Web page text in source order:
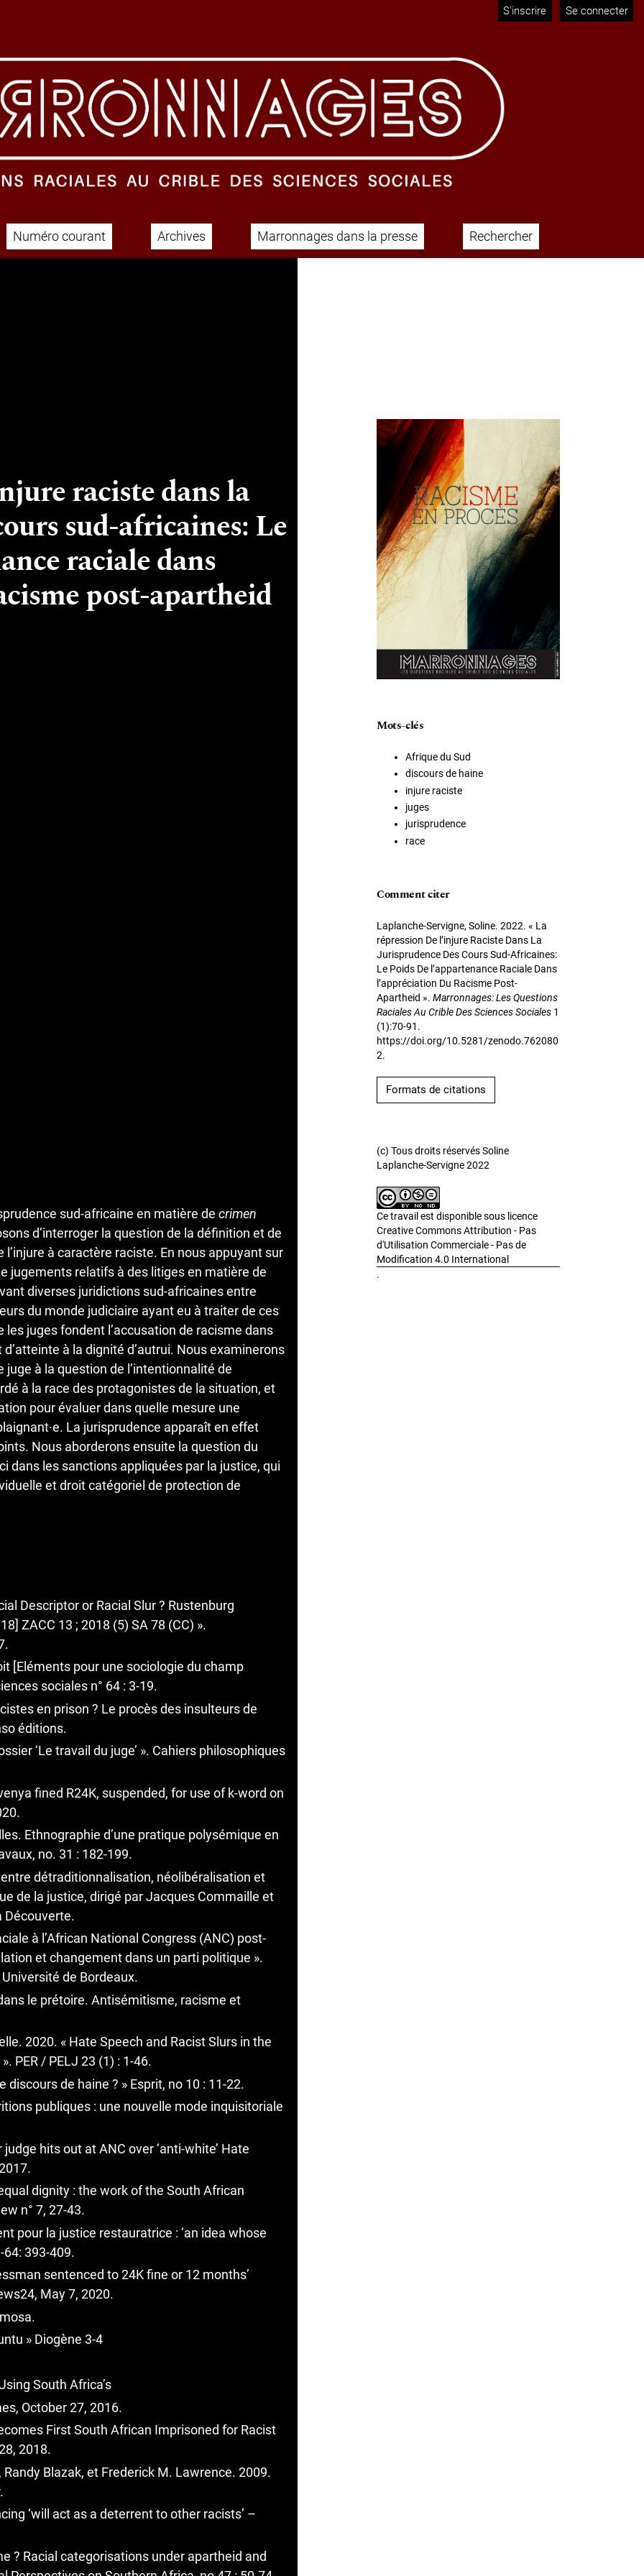
S'inscrire Se connecter
Numéro courant Archives Marronnages dans la presse Rechercher
raciste dans la
sud-africaines: Le
raciale dans
post-apartheid
sud-africaine en matière de crimen
d’interroger la question de la définition et de
à caractère raciste. En nous appuyant sur
jugements relatifs à des litiges en matière de
diverses juridictions sud-africaines entre
du monde judiciaire ayant eu à traiter de ces
juges fondent l’accusation de racisme dans
à la dignité d’autrui. Nous examinerons
à la question de l’intentionnalité de
à la race des protagonistes de la situation, et
pour évaluer dans quelle mesure une
La jurisprudence apparaît en effet
Nous aborderons ensuite la question du
dans les sanctions appliquées par la justice, qui
et droit catégoriel de protection de
Descriptor or Racial Slur ? Rustenburg
ZACC 13 ; 2018 (5) SA 78 (CC) ».
[Eléments pour une sociologie du champ
sociales n° 64 : 3-19.
en prison ? Le procès des insulteurs de
éditions.
‘Le travail du juge’ ». Cahiers philosophiques
fined R24K, suspended, for use of k-word on
Ethnographie d’une pratique polysémique en
no. 31 : 182-199.
détraditionnalisation, néolibéralisation et
de la justice, dirigé par Jacques Commaille et
Découverte.
à l’African National Congress (ANC) post-
et changement dans un parti politique ».
de Bordeaux.
le prétoire. Antisémitisme, racisme et
2020. « Hate Speech and Racist Slurs in the
PER / PELJ 23 (1) : 1-46.
discours de haine ? » Esprit, no 10 : 11-22.
publiques : une nouvelle mode inquisitoriale
hits out at ANC over ‘anti-white’ Hate
dignity : the work of the South African
n° 7, 27-43.
pour la justice restauratrice : ‘an idea whose
64: 393-409.
sentenced to 24K fine or 12 months’
May 7, 2020.
» Diogène 3-4
South Africa’s
October 27, 2016.
First South African Imprisoned for Racist
2018.
Blazak, et Frederick M. Lawrence. 2009.
‘will act as a deterrent to other racists’ –
? Racial categorisations under apartheid and
Image de couverture
Mots-clés
Afrique du Sud
discours de haine
injure raciste
juges
jurisprudence
race
Comment citer
Laplanche-Servigne, Soline. 2022. « La
répression De l’injure Raciste Dans La
Jurisprudence Des Cours Sud-Africaines:
Le Poids De l’appartenance Raciale Dans
l’appréciation Du Racisme Post-
Apartheid ». Marronnages: Les Questions
Raciales Au Crible Des Sciences Sociales1
(1):70-91.
https://doi.org/10.5281/zenodo.762080
2.
Formats de citations
(c) Tous droits réservés Soline
Laplanche-Servigne 2022
Ce travail est disponible sous licence
Creative Commons Attribution - Pas
d'Utilisation Commerciale - Pas de
Modification 4.0 International
.